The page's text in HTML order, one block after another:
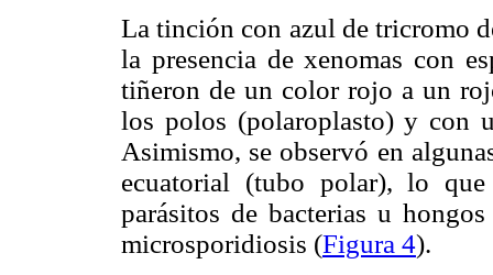
La tinción con azul de tricromo
la presencia de xenomas con
tiñeron de un color rojo a un
los polos (polaroplasto) y con
Asimismo, se observó en
ecuatorial (tubo polar), lo
parásitos de bacterias u
microsporidiosis (Figura 4).